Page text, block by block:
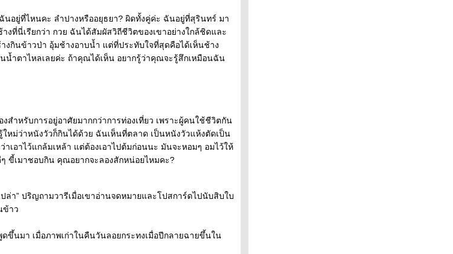
อยู่ที่ไหนคะ ลำปางหรืออยุธยา? ผิดทั้งคู่ค่ะ ฉันอยู่ที่สุรินทร์ มา
งที่นี่เรียกว่า กวย ฉันได้สัมผัสวิถีชีวิตของเขาอย่างใกล้ชิดและ
งกินข้าวป่า อุ้มช้างอาบน้ำ แต่ที่ประทับใจที่สุดคือได้เห็นช้าง
น้ำตาไหลเลยค่ะ ถ้าคุณได้เห็น อยากรู้ว่าคุณจะรู้สึกเหมือนฉัน
สำหรับการอยู่อาศัยมากกว่าการท่องเที่ยว เพราะผู้คนใช้ชีวิตกัน
หม่ว่าหนังวัวก็กินได้ด้วย ฉันเห็นที่ตลาด เป็นหนังวัวแห้งตัดเป็น
เอาไว้แกล้มเหล้า แต่ต้องเอาไปต้มก่อนนะ มันจะหอมๆ อมไว้ให้
ขี้เมาชอบกิน คุณอยากจะลองสักหน่อยไหมคะ?
า” ปริญถามวารีเมื่อเขาอ่านจดหมายและโปสการ์ดไปนับสิบใบ
ข้าว
ดขึ้นมา เมื่อภาพเก่าในคืนวันลอยกระทงเมื่อปีกลายฉายขึ้นใน